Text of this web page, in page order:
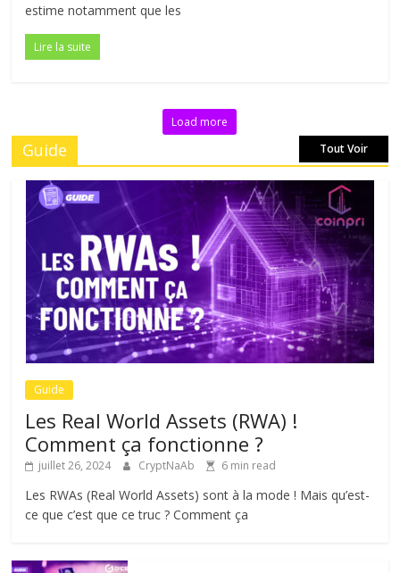
estime notamment que les
Lire la suite
Load more
Guide Tout Voir
Guide
Les Real World Assets (RWA) !
Comment ça fonctionne ?
juillet 26, 2024 CryptNaAb 6 min read
Les RWAs (Real World Assets) sont à la mode ! Mais qu’est-
ce que c’est que ce truc ? Comment ça